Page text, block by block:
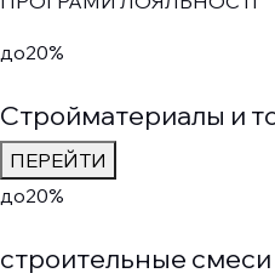
до20%
Стройматериалы и
ПЕРЕЙТИ
до20%
строительные смеси